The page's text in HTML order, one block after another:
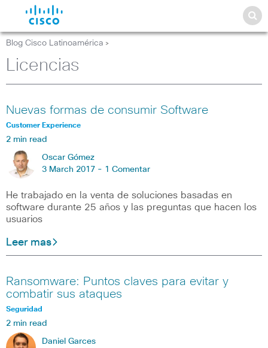
Blog Cisco Latinoamérica >
Licencias
Nuevas formas de consumir Software
Customer Experience
2 min read
Oscar Gómez
3 March 2017 - 1 Comentar
He trabajado en la venta de soluciones basadas en
software durante 25 años y las preguntas que hacen los
usuarios
Leer mas
Ransomware: Puntos claves para evitar y
combatir sus ataques
Seguridad
2 min read
Daniel Garces